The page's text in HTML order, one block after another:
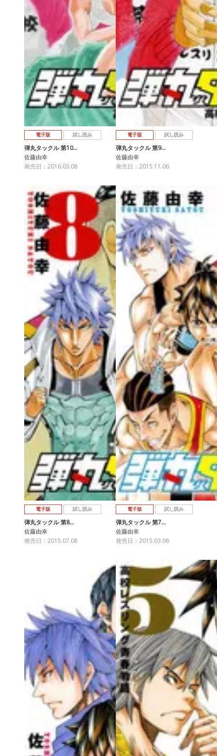
電子版 試し読み
弾丸タックル 第10…
佐藤由幸
発売日：2016.03.08
電子版 試し読み
弾丸タックル 第9…
佐藤由幸
発売日：2015.11.06
電子版 試し読み
弾丸タックル 第8…
佐藤由幸
発売日：2015.07.08
電子版 試し読み
弾丸タックル 第7…
佐藤由幸
発売日：2015.03.06